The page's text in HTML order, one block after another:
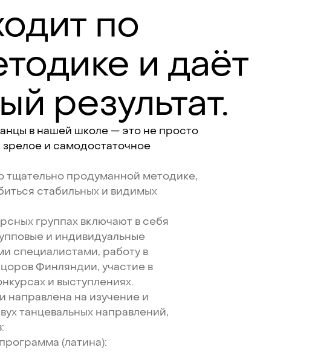
по
и даёт
результат.
в нашей школе— это не просто
зрелое и самодостаточное
тщательно продуманной методике,
стабильных и видимых
группах включают в себя
и индивидуальные
специалистами, работу в
Финляндии, участие в
и выступлениях.
направлена на изучение и
танцевальных направлений,
программа (латина):